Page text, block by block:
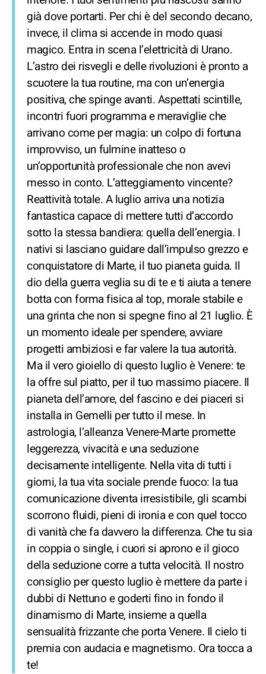
già dove portarti. Per chi è del secondo decano,
invece, il clima si accende in modo quasi
magico. Entra in scena l’elettricità di Urano.
L’astro dei risvegli e delle rivoluzioni è pronto a
scuotere la tua routine, ma con un’energia
positiva, che spinge avanti. Aspettati scintille,
incontri fuori programma e meraviglie che
arrivano come per magia: un colpo di fortuna
improvviso, un fulmine inatteso o
un’opportunità professionale che non avevi
messo in conto. L’atteggiamento vincente?
Reattività totale. A luglio arriva una notizia
fantastica capace di mettere tutti d’accordo
sotto la stessa bandiera: quella dell’energia. I
nativi si lasciano guidare dall’impulso grezzo e
conquistatore di Marte, il tuo pianeta guida. Il
dio della guerra veglia su di te e ti aiuta a tenere
botta con forma fisica al top, morale stabile e
una grinta che non si spegne fino al 21 luglio. È
un momento ideale per spendere, avviare
progetti ambiziosi e far valere la tua autorità.
Ma il vero gioiello di questo luglio è Venere: te
la offre sul piatto, per il tuo massimo piacere. Il
pianeta dell’amore, del fascino e dei piaceri si
installa in Gemelli per tutto il mese. In
astrologia, l’alleanza Venere-Marte promette
leggerezza, vivacità e una seduzione
decisamente intelligente. Nella vita di tutti i
giorni, la tua vita sociale prende fuoco: la tua
comunicazione diventa irresistibile, gli scambi
scorrono fluidi, pieni di ironia e con quel tocco
di vanità che fa davvero la differenza. Che tu sia
in coppia o single, i cuori si aprono e il gioco
della seduzione corre a tutta velocità. Il nostro
consiglio per questo luglio è mettere da parte i
dubbi di Nettuno e goderti fino in fondo il
dinamismo di Marte, insieme a quella
sensualità frizzante che porta Venere. Il cielo ti
premia con audacia e magnetismo. Ora tocca a
te!